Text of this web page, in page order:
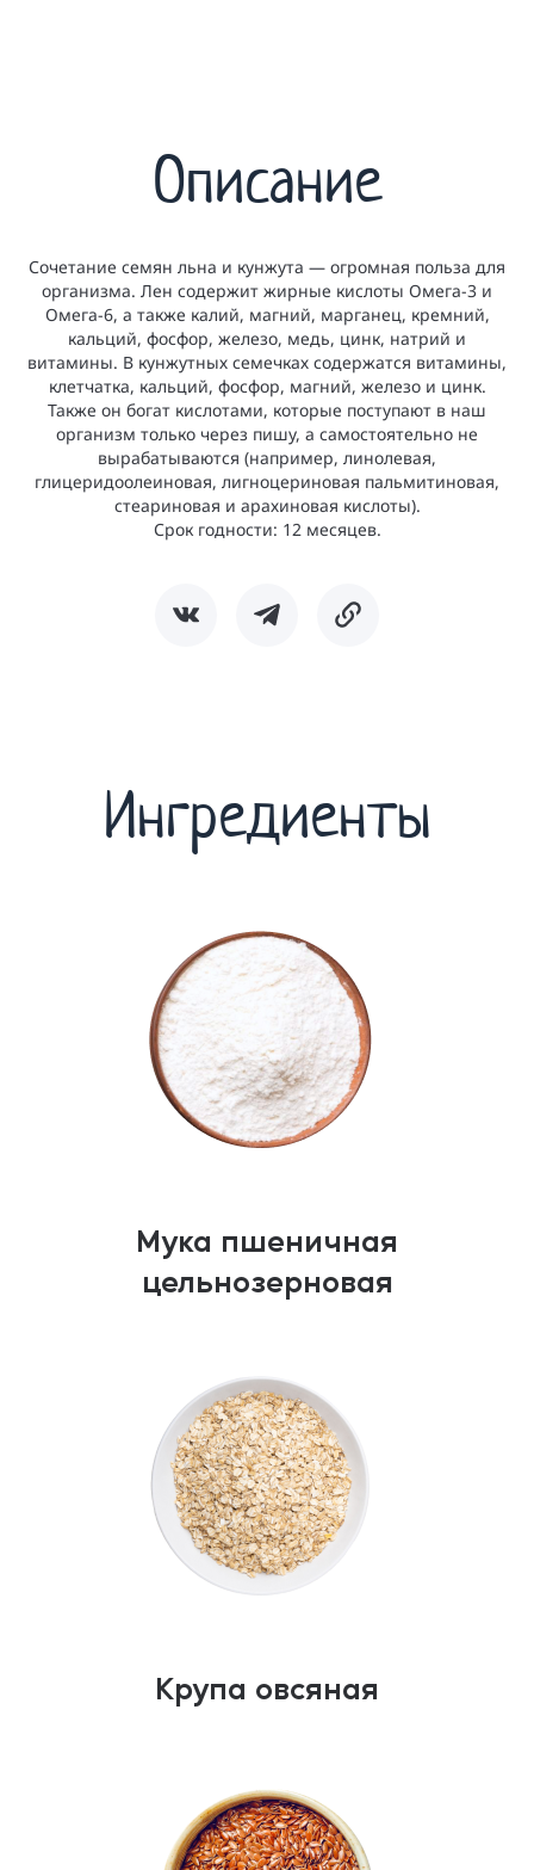
Описание
Сочетание семян льна и кунжута — огромная польза для
организма. Лен содержит жирные кислоты Омега-3 и
Омега-6, а также калий, магний, марганец, кремний,
кальций, фосфор, железо, медь, цинк, натрий и
витамины. В кунжутных семечках содержатся витамины,
клетчатка, кальций, фосфор, магний, железо и цинк.
Также он богат кислотами, которые поступают в наш
организм только через пишу, а самостоятельно не
вырабатываются (например, линолевая,
глицеридоолеиновая, лигноцериновая пальмитиновая,
стеариновая и арахиновая кислоты).
Срок годности: 12 месяцев.
Ингредиенты
Мука пшеничная
цельнозерновая
Крупа овсяная